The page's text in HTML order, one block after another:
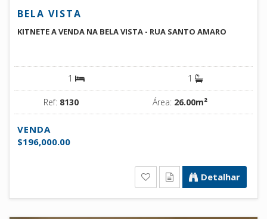
BELA VISTA
KITNETE A VENDA NA BELA VISTA - RUA SANTO AMARO
1 1
Ref: 8130 Área: 26.00m²
VENDA
$196,000.00
Detalhar